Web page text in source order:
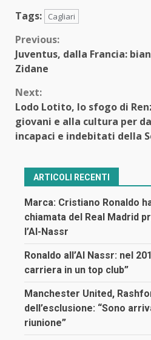
Tags: Cagliari
Continue
Reading
Previous:
Juventus, dalla Francia:
Zidane
Next:
Lodo Lotito, lo sfogo di
giovani e alla cultura per
incapaci e indebitati della
ARTICOLI RECENTI
Marca: Cristiano Ronaldo
chiamata del Real Madrid
l’Al-Nassr
Ronaldo all’Al Nassr: nel
carriera in un top club”
Manchester United,
dell’esclusione: “Sono
riunione”